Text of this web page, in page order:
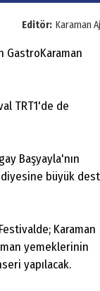
Editör: Karaman
GastroKaraman
TRT1'de de
Başyayla'nın
büyük
Karaman
yemeklerinin
yapılacak.